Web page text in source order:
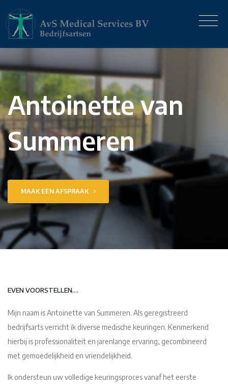
Antoinette van
Summeren
MAAK EEN AFSPRAAK
EVEN VOORSTELLEN....
Mijn naam is Antoinette van Summeren. Als geregistreerd
bedrijfsarts verricht ik diverse medische keuringen. Kenmerkend
hierbij is professionaliteit en jarenlange ervaring, gecombineerd
met gemoedelijkheid en vriendelijkheid.
Ik ondersteun uw volledige keuringsproces vanaf het eerste